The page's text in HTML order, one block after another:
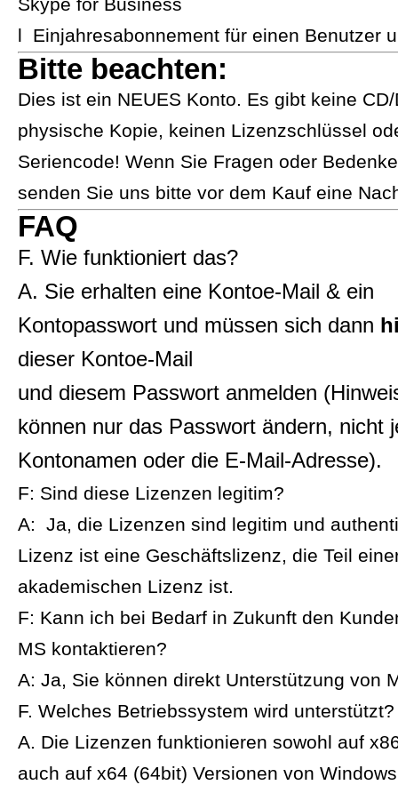
Skype for Business
l Einjahresabonnement für einen Benutzer
Bitte beachten:
​​​​​Dies ist ein NEUES Konto. Es gibt keine
physische Kopie, keinen Lizenzschlüssel
Seriencode! Wenn Sie Fragen oder
senden Sie uns bitte vor dem Kauf eine
FAQ
F. Wie funktioniert das?
A. Sie erhalten eine Kontoe-Mail & ein
Kontopasswort und müssen sich dann
dieser Kontoe-Mail
und diesem Passwort anmelden
können nur das Passwort ändern, nicht
Kontonamen oder die E-Mail-Adresse).
F: Sind diese Lizenzen legitim?
A: Ja, die Lizenzen sind legitim und
Lizenz ist eine Geschäftslizenz, die Teil
akademischen Lizenz ist.
F: Kann ich bei Bedarf in Zukunft den
MS kontaktieren?
A: Ja, Sie können direkt Unterstützung von
F. Welches Betriebssystem wird unterstützt?
A. Die Lizenzen funktionieren sowohl auf
auch auf x64 (64bit) Versionen von